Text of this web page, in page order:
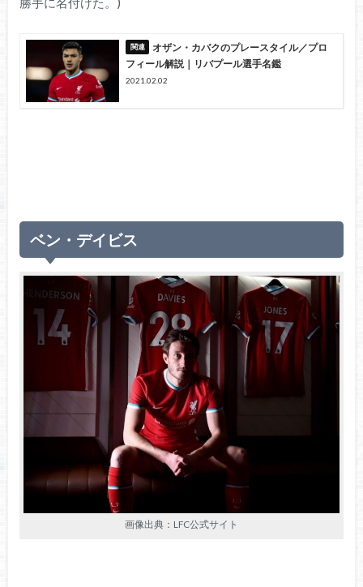
オザン・カバクのプレースタイル／プロ
フィール解説｜リバプール選手名鑑
2021.02.02
ベン・デイビス
画像出典：LFC公式サイト